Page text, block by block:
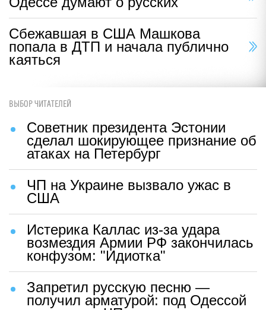
Сбежавшая в США Машкова
попала в ДТП и начала публично
каяться
ВЫБОР ЧИТАТЕЛЕЙ
Советник президента Эстонии
сделал шокирующее признание об
атаках на Петербург
ЧП на Украине вызвало ужас в
США
Истерика Каллас из-за удара
возмездия Армии РФ закончилась
конфузом: "Идиотка"
Запретил русскую песню —
получил арматурой: под Одессой